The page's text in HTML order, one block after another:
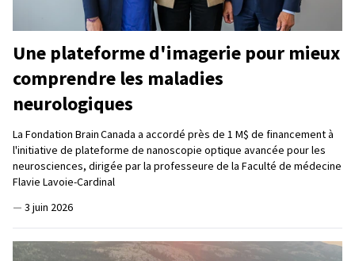
Une plateforme d'imagerie pour mieux
comprendre les maladies
neurologiques
La Fondation Brain Canada a accordé près de 1 M$ de financement à
l'initiative de plateforme de nanoscopie optique avancée pour les
neurosciences, dirigée par la professeure de la Faculté de médecine
Flavie Lavoie-Cardinal
— 3 juin 2026